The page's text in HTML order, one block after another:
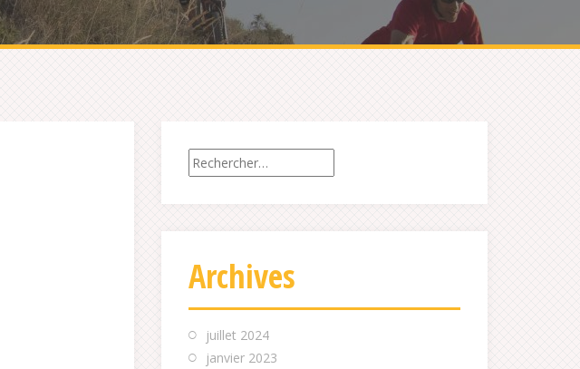
Rechercher :
Archives
juillet 2024
janvier 2023